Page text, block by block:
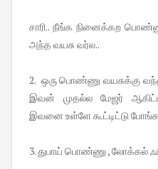
சாரி.. நீங்க நினைக்கற
அந்த வயசு வர்ல..
2. ஒரு பொண்ணு வயசுக்கு
இவன் முதல்ல மேஜர்
இவனை உள்ளே கூட்டிட்டு
3. துபாய் பொண்ணு , லோக்கல்